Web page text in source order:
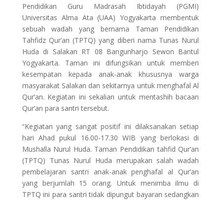
Pendidikan Guru Madrasah Ibtidayah (PGMI)
Universitas Alma Ata (UAA) Yogyakarta membentuk
sebuah wadah yang bernama Taman Pendidikan
Tahfidz Qur’an (TPTQ) yang diberi nama Tunas Nurul
Huda di Salakan RT 08 Bangunharjo Sewon Bantul
Yogyakarta. Taman ini difungsikan untuk memberi
kesempatan kepada anak-anak khususnya warga
masyarakat Salakan dan sekitarnya untuk menghafal Al
Qur’an. Kegiatan ini sekalian untuk mentashih bacaan
Qur’an para santri tersebut.
“Kegiatan yang sangat positif ini dilaksanakan setiap
hari Ahad pukul 16.00-17.30 WIB yang berlokasi di
Mushalla Nurul Huda. Taman Pendidikan tahfid Qur’an
(TPTQ) Tunas Nurul Huda merupakan salah wadah
pembelajaran santri anak-anak penghafal al Qur’an
yang berjumlah 15 orang. Untuk menimba ilmu di
TPTQ ini para santri tidak dipungut bayaran sedangkan